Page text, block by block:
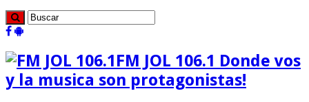
FM JOL 106.1 Donde vos
y la musica son protagonistas!